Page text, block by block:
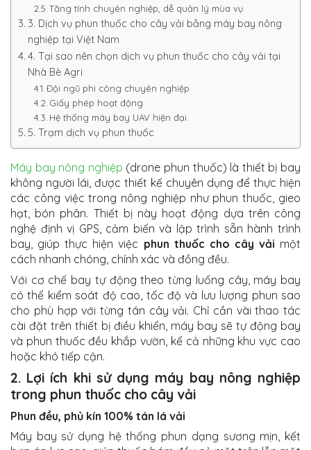
Tăng tính chuyên nghiệp, dễ quản lý mùa vụ
3. Dịch vụ phun thuốc cho cây vải bằng máy bay nông
nghiệp tại Việt Nam
4. Tại sao nên chọn dịch vụ phun thuốc cho cây vải tại
Nhà Bè Agri
Đội ngũ phi công chuyên nghiệp
Giấy phép hoạt động
Hệ thống máy bay UAV hiện đại
5. Trạm dịch vụ phun thuốc
Máy bay nông nghiệp (drone phun thuốc) là thiết bị bay
không người lái, được thiết kế chuyên dụng để thực hiện
các công việc trong nông nghiệp như phun thuốc, gieo
hạt, bón phân. Thiết bị này hoạt động dựa trên công
nghệ định vị GPS, cảm biến và lập trình sẵn hành trình
bay, giúp thực hiện việc phun thuốc cho cây vải một
cách nhanh chóng, chính xác và đồng đều.
Với cơ chế bay tự động theo từng luống cây, máy bay
có thể kiểm soát độ cao, tốc độ và lưu lượng phun sao
cho phù hợp với từng tán cây vải. Chỉ cần vài thao tác
cài đặt trên thiết bị điều khiển, máy bay sẽ tự động bay
và phun thuốc đều khắp vườn, kể cả những khu vực cao
hoặc khó tiếp cận.
2. Lợi ích khi sử dụng máy bay nông nghiệp
trong phun thuốc cho cây vải
Phun đều, phủ kín 100% tán lá vải
Máy bay sử dụng hệ thống phun dạng sương mịn, kết